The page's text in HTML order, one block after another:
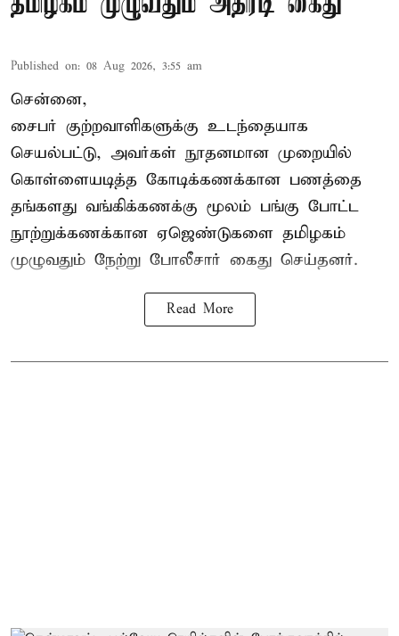
Published on: 08 Aug 2026, 3:55 am
சென்னை,
சைபர் குற்றவாளிகளுக்கு உடந்தையாக
செயல்பட்டு, அவர்கள் நூதனமான முறையில்
கொள்ளையடித்த கோடிக்கணக்கான பணத்தை
தங்களது வங்கிக்கணக்கு மூலம் பங்கு போட்ட
நூற்றுக்கணக்கான ஏஜெண்டுகளை தமிழகம்
முழுவதும் நேற்று போலீசார் கைது செய்தனர்.
Read More